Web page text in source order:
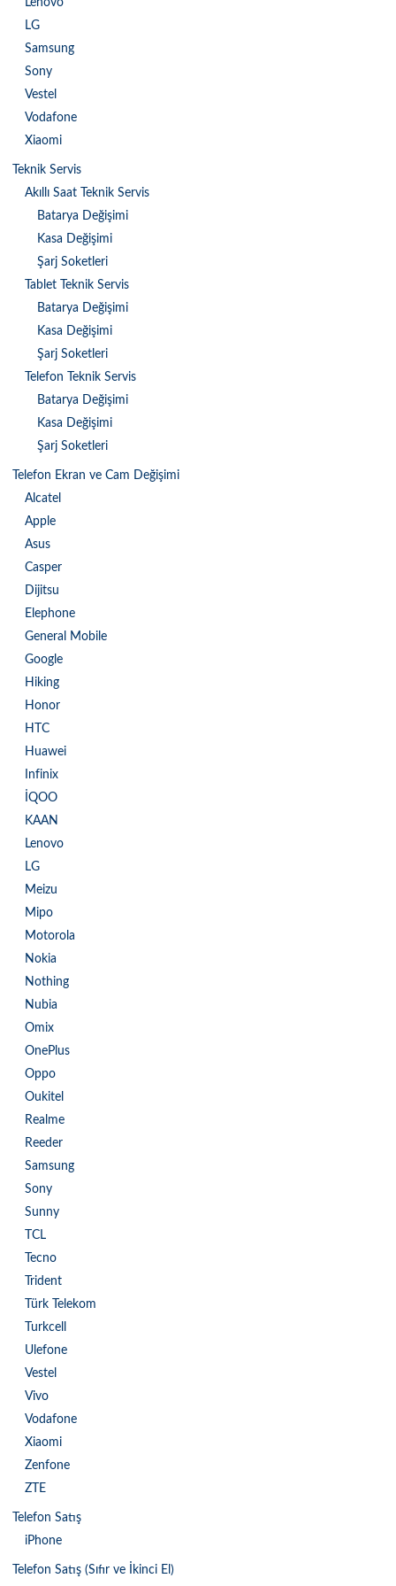
Lenovo
LG
Samsung
Sony
Vestel
Vodafone
Xiaomi
Teknik Servis
Akıllı Saat Teknik Servis
Batarya Değişimi
Kasa Değişimi
Şarj Soketleri
Tablet Teknik Servis
Batarya Değişimi
Kasa Değişimi
Şarj Soketleri
Telefon Teknik Servis
Batarya Değişimi
Kasa Değişimi
Şarj Soketleri
Telefon Ekran ve Cam Değişimi
Alcatel
Apple
Asus
Casper
Dijitsu
Elephone
General Mobile
Google
Hiking
Honor
HTC
Huawei
Infinix
İQOO
KAAN
Lenovo
LG
Meizu
Mipo
Motorola
Nokia
Nothing
Nubia
Omix
OnePlus
Oppo
Oukitel
Realme
Reeder
Samsung
Sony
Sunny
TCL
Tecno
Trident
Türk Telekom
Turkcell
Ulefone
Vestel
Vivo
Vodafone
Xiaomi
Zenfone
ZTE
Telefon Satış
iPhone
Telefon Satış (Sıfır ve İkinci El)